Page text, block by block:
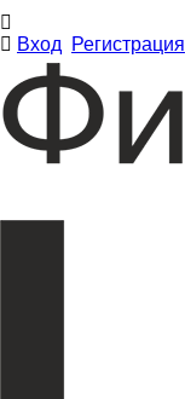
Вход Регистрация